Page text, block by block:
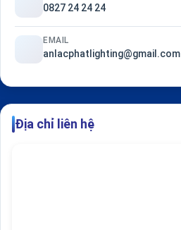
0827 24 24 24
EMAIL
anlacphatlighting@gmail.com
Địa chỉ liên hệ